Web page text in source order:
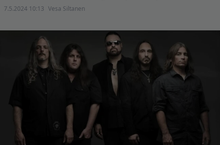
7.5.2024 10:13 Vesa Siltanen